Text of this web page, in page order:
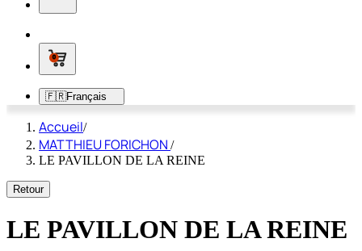
0
🇫🇷Français
Accueil/
MATTHIEU FORICHON /
LE PAVILLON DE LA REINE
Retour
LE PAVILLON DE LA REINE